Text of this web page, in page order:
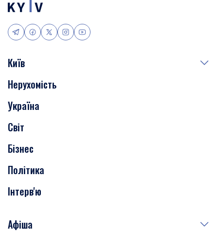
Київ
Події
Скандали
Нерухомість
Транспорт
Нерухомість
Україна
Світ
Бізнес
Політика
Інтерв'ю
Афіша